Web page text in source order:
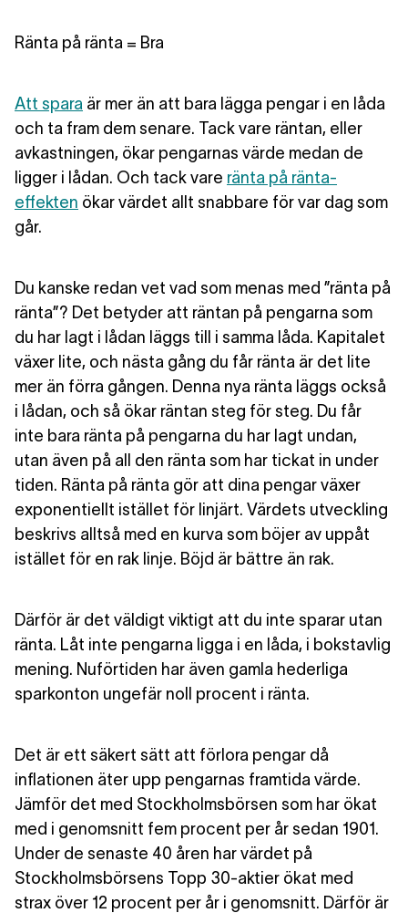
Ränta på ränta = Bra
Att spara är mer än att bara lägga pengar i en låda
och ta fram dem senare. Tack vare räntan, eller
avkastningen, ökar pengarnas värde medan de
ligger i lådan. Och tack vare ränta på ränta-
effekten ökar värdet allt snabbare för var dag som
går.
Du kanske redan vet vad som menas med ”ränta på
ränta”? Det betyder att räntan på pengarna som
du har lagt i lådan läggs till i samma låda. Kapitalet
växer lite, och nästa gång du får ränta är det lite
mer än förra gången. Denna nya ränta läggs också
i lådan, och så ökar räntan steg för steg. Du får
inte bara ränta på pengarna du har lagt undan,
utan även på all den ränta som har tickat in under
tiden. Ränta på ränta gör att dina pengar växer
exponentiellt istället för linjärt. Värdets utveckling
beskrivs alltså med en kurva som böjer av uppåt
istället för en rak linje. Böjd är bättre än rak.
Därför är det väldigt viktigt att du inte sparar utan
ränta. Låt inte pengarna ligga i en låda, i bokstavlig
mening. Nuförtiden har även gamla hederliga
sparkonton ungefär noll procent i ränta.
Det är ett säkert sätt att förlora pengar då
inflationen äter upp pengarnas framtida värde.
Jämför det med Stockholmsbörsen som har ökat
med i genomsnitt fem procent per år sedan 1901.
Under de senaste 40 åren har värdet på
Stockholmsbörsens Topp 30-aktier ökat med
strax över 12 procent per år i genomsnitt. Därför är